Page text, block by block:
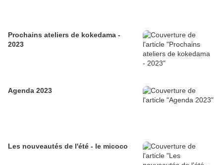
Prochains ateliers de kokedama -
2023
Agenda 2023
Les nouveautés de l'été - le micoco